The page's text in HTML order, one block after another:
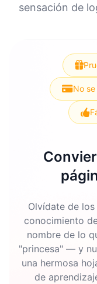
sensación de
No
Olvídate de
conocimiento
nombre de lo
"princesa" — y
una hermosa
de